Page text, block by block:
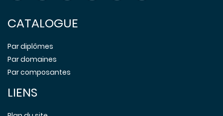
CATALOGUE
Par diplômes
Par domaines
Par composantes
LIENS